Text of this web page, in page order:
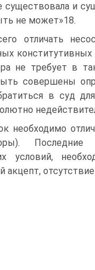
существовала и
не может»18.
отличать
не требует в
совершены
в суд для
необходимо
Последние
условий,
акцепт,